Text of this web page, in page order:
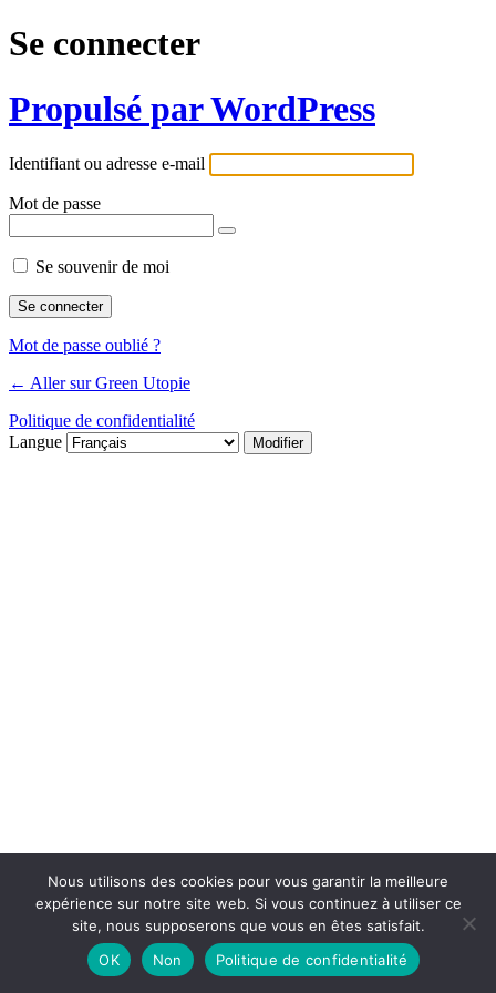
Se connecter
Propulsé par WordPress
Identifiant ou adresse e-mail
Mot de passe
Se souvenir de moi
Mot de passe oublié ?
← Aller sur Green Utopie
Politique de confidentialité
Langue
Nous utilisons des cookies pour vous garantir la meilleure
expérience sur notre site web. Si vous continuez à utiliser ce
site, nous supposerons que vous en êtes satisfait.
OK
Non Politique de confidentialité